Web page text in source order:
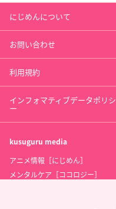
にじめんについて
お問い合わせ
利用規約
インフォマティブデータポリシ
ー
kusuguru media
アニメ情報［にじめん］
メンタルケア［ココロジー］